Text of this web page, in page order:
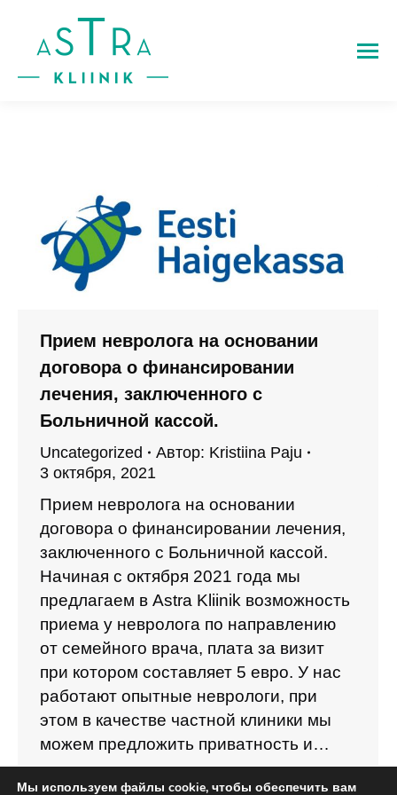
Прием невролога на основании
договора о финансировании
лечения, заключенного с
Больничной кассой.
Uncategorized Автор: Kristiina Paju
3 октября, 2021
Прием невролога на основании
договора о финансировании лечения,
заключенного с Больничной кассой.
Начиная с октября 2021 года мы
предлагаем в Astra Kliinik возможность
приема у невролога по направлению
от семейного врача, плата за визит
при котором составляет 5 евро. У нас
работают опытные неврологи, при
этом в качестве частной клиники мы
можем предложить приватность и…
Мы используем файлы cookie, чтобы обеспечить вам